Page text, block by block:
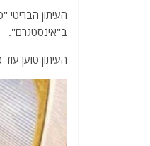
העיתון
ב"אינסטגרם".
העיתון טוען עוד